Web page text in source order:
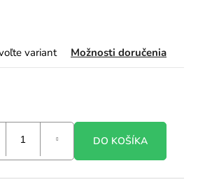
variant Možnosti doručenia
DO KOŠÍKA